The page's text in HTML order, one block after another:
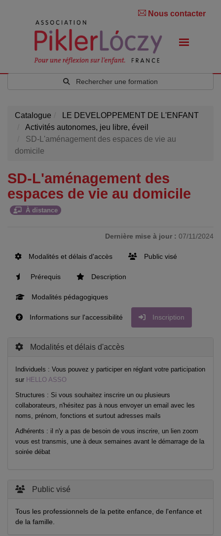
Nous contacter
Rechercher une formation
Catalogue
LE DEVELOPPEMENT DE L'ENFANT
Activités autonomes, jeu libre, éveil
SD-L'aménagement des espaces de vie au
domicile
SD-L'aménagement des
espaces de vie au domicile
À distance
Dernière mise à jour : 07/11/2024
Modalités et délais d'accès Public visé
Prérequis Description
Modalités pédagogiques
Informations sur l'accessibilité Inscription
Modalités et délais d'accès
Individuels : Vous pouvez y participer en réglant votre participation
sur HELLO ASSO
Structures : Si vous souhaitez inscrire un ou plusieurs
collaborateurs, n'hésitez pas à nous envoyer un email avec les
noms, prénom, fonctions et surtout adresses mails
Adhérents : il n'y a pas de besoin de vous inscrire, un lien zoom
vous est transmis, une à deux semaines avant le démarrage de la
soirée débat
Public visé
Tous les professionnels de la petite enfance, de l'enfance et
de la famille.